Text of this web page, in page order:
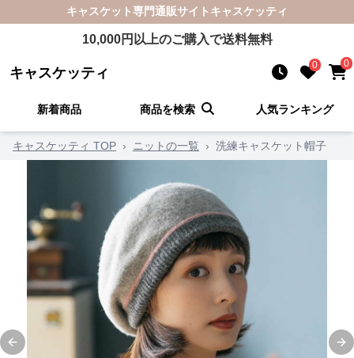
キャスケット専門通販サイト キャスケッティ
10,000円以上のご購入で送料無料
キャスケッティ 0 0
新着商品 商品を検索 人気ランキング
キャスケッティ TOP › ニットの一覧 › 洗練キャスケット帽子
Previous slide